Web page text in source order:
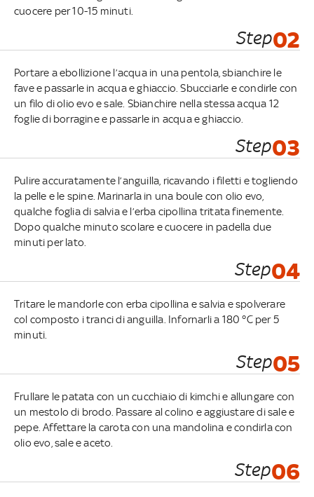
cuocere per 10-15 minuti.
Step02
Portare a ebollizione l’acqua in una pentola, sbianchire le
fave e passarle in acqua e ghiaccio. Sbucciarle e condirle con
un filo di olio evo e sale. Sbianchire nella stessa acqua 12
foglie di borragine e passarle in acqua e ghiaccio.
Step03
Pulire accuratamente l’anguilla, ricavando i filetti e togliendo
la pelle e le spine. Marinarla in una boule con olio evo,
qualche foglia di salvia e l’erba cipollina tritata finemente.
Dopo qualche minuto scolare e cuocere in padella due
minuti per lato.
Step04
Tritare le mandorle con erba cipollina e salvia e spolverare
col composto i tranci di anguilla. Infornarli a 180 °C per 5
minuti.
Step05
Frullare le patata con un cucchiaio di kimchi e allungare con
un mestolo di brodo. Passare al colino e aggiustare di sale e
pepe. Affettare la carota con una mandolina e condirla con
olio evo, sale e aceto.
Step06